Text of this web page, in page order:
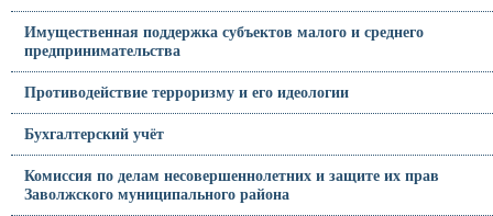
Имущественная поддержка субъектов малого и среднего
предпринимательства
Противодействие терроризму и его идеологии
Бухгалтерский учёт
Комиссия по делам несовершеннолетних и защите их прав
Заволжского муниципального района